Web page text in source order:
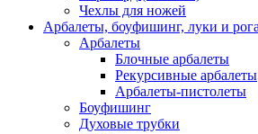
Чехлы для ножей
Арбалеты, боуфишинг, луки и
Арбалеты
Блочные арбалеты
Рекурсивные арбалеты
Арбалеты-пистолеты
Боуфишинг
Духовые трубки